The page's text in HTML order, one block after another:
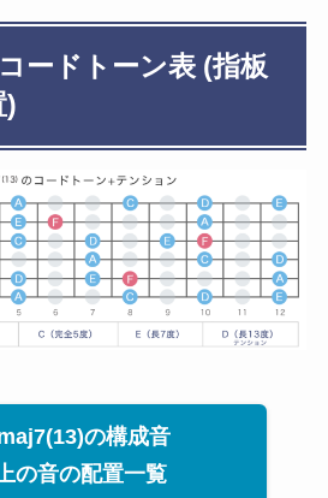
ードトーン表 (指板
)
の構成音
の音の配置一覧